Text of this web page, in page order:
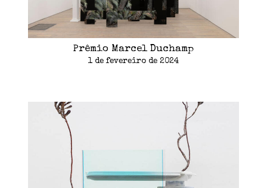
Prêmio Marcel Duchamp
1 de fevereiro de 2024